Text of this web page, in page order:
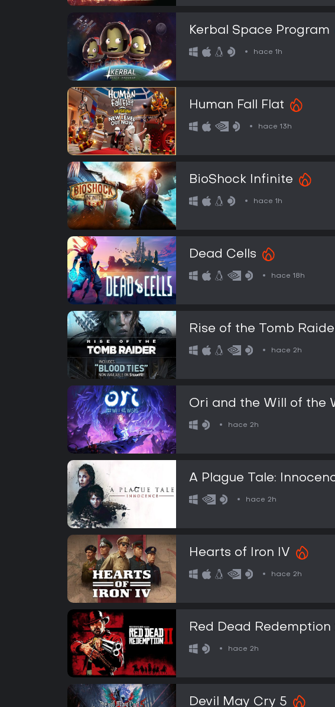
Kerbal Space Program
hace 1h
Human Fall Flat
hace 13h
BioShock Infinite
hace 1h
Dead Cells
hace 18h
Rise of the Tomb
hace 2h
Ori and the Will of the
hace 2h
A Plague Tale:
hace 2h
Hearts of Iron IV
hace 2h
Red Dead Redemption
hace 2h
Devil May Cry 5